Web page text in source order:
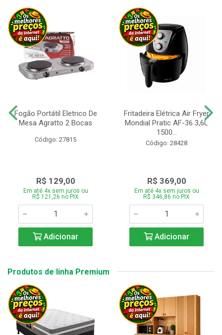
Fogão Portátil Eletrico De
Mesa Agratto 2 Bocas
Código: 27815
R$ 129,00
Em até 4x sem juros ou
R$ 121,26 no PIX
Adicionar
Fritadeira Elétrica Air Fryer
Mondial Pratic AF-36 3,6L
1500...
Código: 28428
R$ 369,00
Em até 4x sem juros ou
R$ 346,86 no PIX
Adicionar
Produtos de linha Premium